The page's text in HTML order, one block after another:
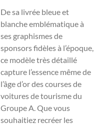
De sa livrée bleue et
blanche emblématique à
ses graphismes de
sponsors fidèles à l’époque,
ce modèle très détaillé
capture l’essence même de
l’âge d’or des courses de
voitures de tourisme du
Groupe A. Que vous
souhaitiez recréer les